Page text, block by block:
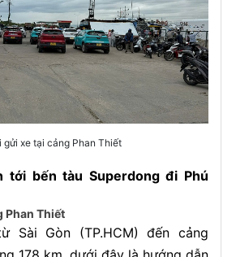
gửi xe tại cảng Phan Thiết
tới bến tàu Superdong đi Phú
Phan Thiết
Sài Gòn (TP.HCM) đến cảng